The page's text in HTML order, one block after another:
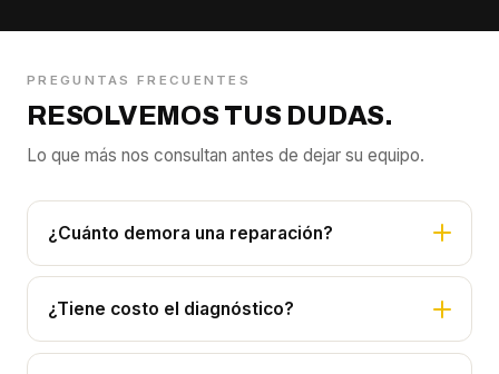
PREGUNTAS FRECUENTES
RESOLVEMOS TUS DUDAS.
Lo que más nos consultan antes de dejar su equipo.
¿Cuánto demora una reparación?
¿Tiene costo el diagnóstico?